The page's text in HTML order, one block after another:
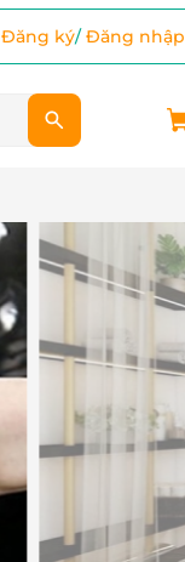
Đăng ký/Đăng nhập